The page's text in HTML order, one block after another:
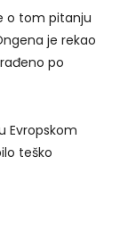
o tom pitanju
je rekao
po
Evropskom
teško